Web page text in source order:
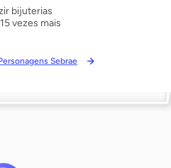
bijuterias
vezes mais
Sebrae